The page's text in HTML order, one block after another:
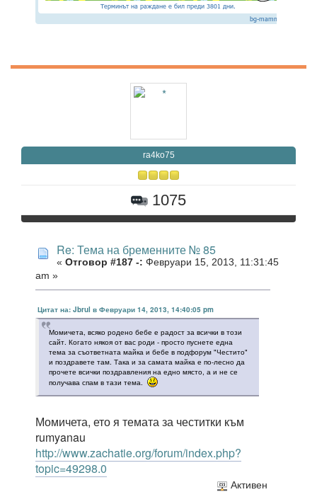
ra4ko75
1075
Re: Тема на бременните № 85
« Отговор #187 -: Февруари 15, 2013, 11:31:45
am »
Цитат на: Jbrul в Февруари 14, 2013, 14:40:05 pm
Момичета, всяко родено бебе е радост за всички в този
сайт. Когато някоя от вас роди - просто пуснете една
тема за съответната майка и бебе в подфорум "Честито"
и поздравете там. Така и за самата майка е по-лесно да
прочете всички поздравления на едно място, а и не се
получава спам в тази тема.
Момичета, ето я темата за честитки към
rumyanau
http://www.zachatie.org/forum/index.php?
topic=49298.0
Активен